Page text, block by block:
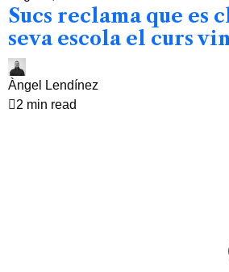
Sucs reclama que es
seva escola el curs
Àngel Lendínez
2 min read